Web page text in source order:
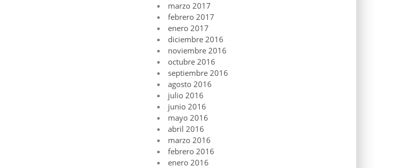
marzo 2017
febrero 2017
enero 2017
diciembre 2016
noviembre 2016
octubre 2016
septiembre 2016
agosto 2016
julio 2016
junio 2016
mayo 2016
abril 2016
marzo 2016
febrero 2016
enero 2016